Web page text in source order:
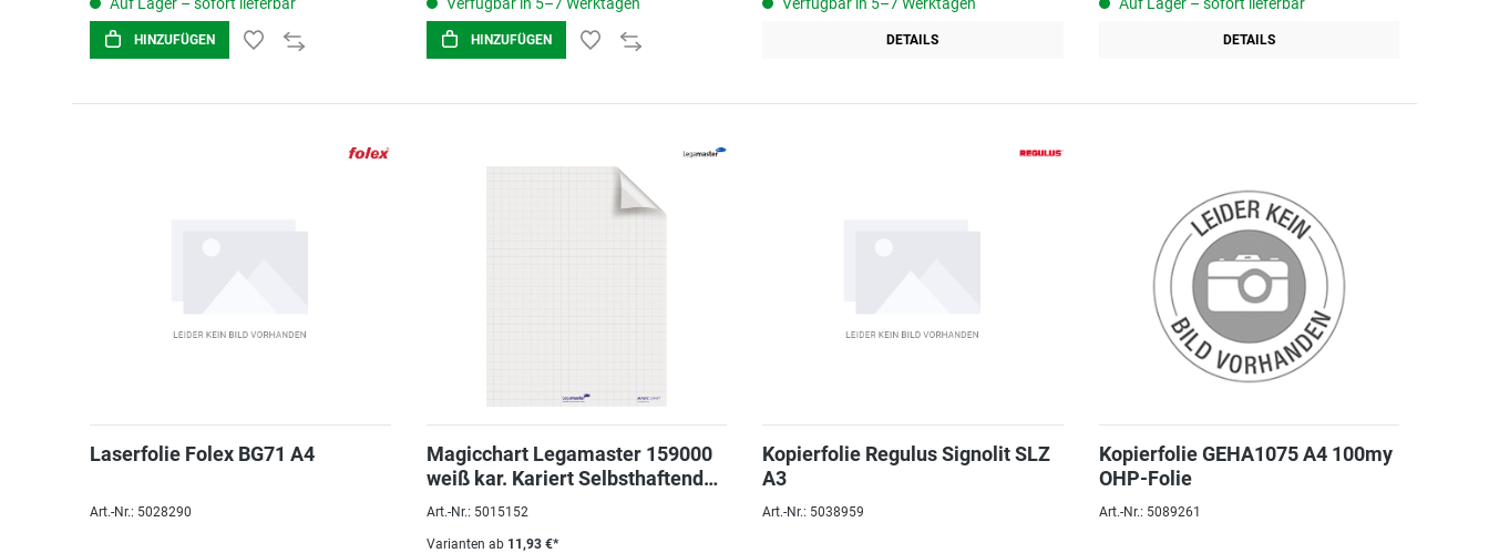
HINZUFÜGEN HINZUFÜGEN DETAILS DETAILS
Laserfolie Folex BG71 A4
Art.-Nr.: 5028290
Magicchart Legamaster 159000
weiß kar. Kariert Selbsthaftend
Flipchart-folie
Art.-Nr.: 5015152
Varianten ab11,93 €*
Kopierfolie Regulus Signolit SLZ
A3
Art.-Nr.: 5038959
Kopierfolie GEHA1075 A4 100my
OHP-Folie
Art.-Nr.: 5089261